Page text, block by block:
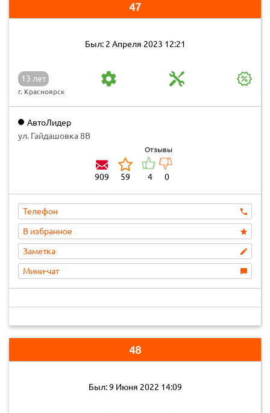
47
Был: 2 Апреля 2023 12:21
13 лет
г. Красноярск
АвтоЛидер
ул. Гайдашовка 8В
909 59
Отзывы
4 0
Телефон
В избранное
Заметка
Мини-чат
48
Был: 9 Июня 2022 14:09